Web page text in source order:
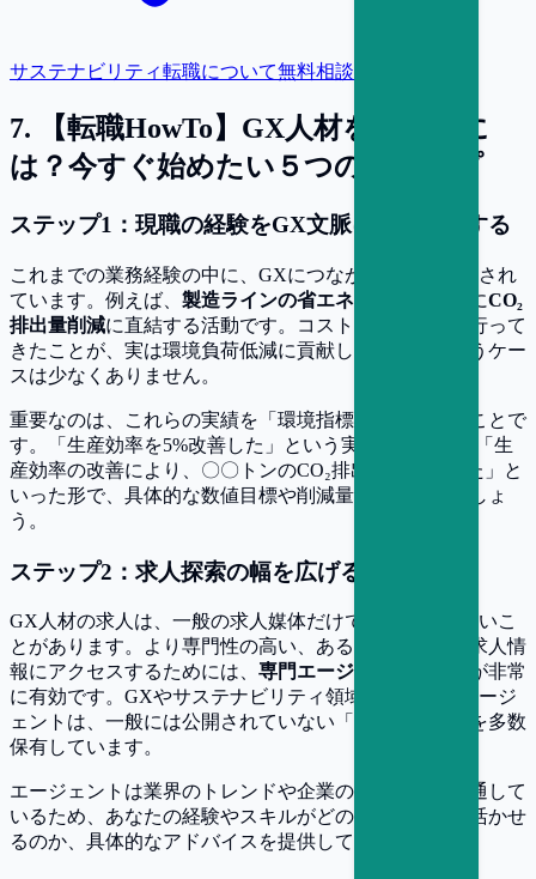
サステナビリティ転職について無料相談
7.
【転職HowTo】GX人材を目指すに
は？今すぐ始めたい５つのステップ
ステップ1：現職の経験をGX文脈に「翻訳」する
これまでの業務経験の中に、GXにつながるヒントが隠され
ています。例えば、 製造ラインの省エネ改善 は、まさにCO₂
排出量削減に直結する活動です。コスト削減のために行って
きたことが、実は環境負荷低減に貢献していた、というケー
スは少なくありません。
重要なのは、これらの実績を「環境指標」で語り直すことで
す。「生産効率を5%改善した」という実績であれば、「生
産効率の改善により、〇〇トンのCO₂排出量を削減した」と
いった形で、具体的な数値目標や削減量を盛り込みましょ
う。
ステップ2：求人探索の幅を広げる
GX人材の求人は、一般の求人媒体だけでは見つけにくいこ
とがあります。より専門性の高い、あるいは非公開の求人情
報にアクセスするためには、 専門エージェントの活用
が非常
に有効です。GXやサステナビリティ領域に特化したエージ
ェントは、一般には公開されていない「非公開求人」を多数
保有しています。
エージェントは業界のトレンドや企業の採用戦略に精通して
いるため、あなたの経験やスキルがどのような企業で活かせ
るのか、具体的なアドバイスを提供してくれます。